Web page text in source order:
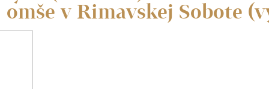
v Rimavskej Sobote